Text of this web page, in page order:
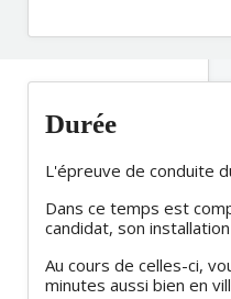
Durée
L'épreuve de conduite
Dans ce temps est
candidat, son
Au cours de celles-ci,
minutes aussi bien en